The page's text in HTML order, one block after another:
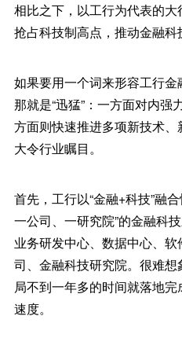
相比之下，以工行为代表的
抢占科技制高点，推动金融科
如果要用一个词来形容工行金
那就是“迅猛”：一方面对内
方面则快速推进多项新技术
大令行业瞩目。
首先，工行以“金融+科技”融
一公司、一研究院”的金融科
业务研发中心、数据中心、
司、金融科技研究院。很难
局不到一年多的时间就落地
速度。